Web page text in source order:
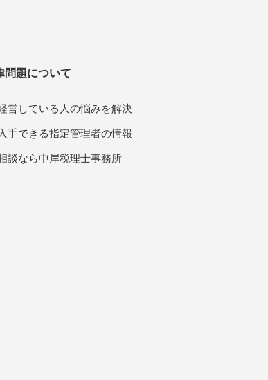
問題について
営している人の悩みを解決
手できる指定管理者の情報
談なら中岸税理士事務所